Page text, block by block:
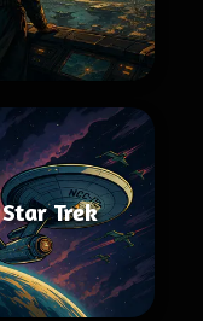
Star Trek